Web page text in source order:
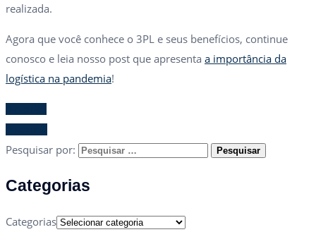
realizada.
Agora que você conhece o 3PL e seus benefícios, continue
conosco e leia nosso post que apresenta a importância da
logística na pandemia!
Pesquisar por:
Categorias
Categorias